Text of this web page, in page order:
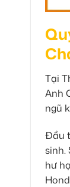
Tại
Anh
ngũ
Đầu
sinh.
hư